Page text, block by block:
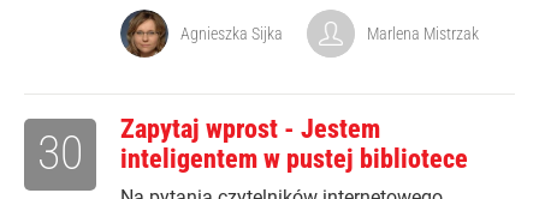
Agnieszka Sijka Marlena Mistrzak
Zapytaj wprost - Jestem
inteligentem w pustej bibliotece
30